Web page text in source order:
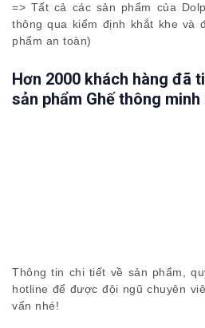
=> Tất cả các sản phẩm của
thông qua kiểm định khắt khe và
phẩm an toàn)
Hơn 2000 khách hàng đã
sản phẩm Ghế thông minh
Thông tin chi tiết về sản phẩm,
hotline để được đội ngũ chuyên
vấn nhé!